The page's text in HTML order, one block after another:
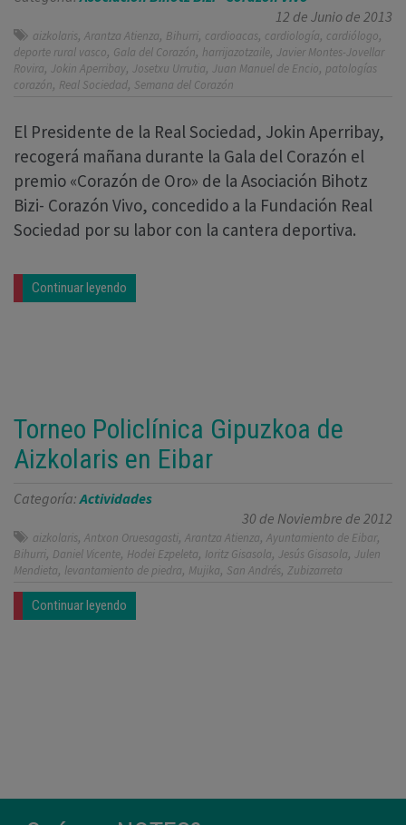
12 de Junio de 2013
aizkolaris, Arantza Atienza, Bihurri, cardioacas, cardiología, cardiólogo,
deporte rural vasco, Gala del Corazón, harrijazotzaile, Javier Montes-Jovellar
Rovira, Jokin Aperribay, Josetxu Urrutia, Juan Manuel de Encio, patologías
corazón, Real Sociedad, Semana del Corazón
El Presidente de la Real Sociedad, Jokin Aperribay,
recogerá mañana durante la Gala del Corazón el
premio «Corazón de Oro» de la Asociación Bihotz
Bizi- Corazón Vivo, concedido a la Fundación Real
Sociedad por su labor con la cantera deportiva.
Continuar leyendo
Torneo Policlínica Gipuzkoa de
Aizkolaris en Eibar
Categoría:Actividades
30 de Noviembre de 2012
aizkolaris, Antxon Oruesagasti, Arantza Atienza, Ayuntamiento de Eibar,
Bihurri, Daniel Vicente, Hodei Ezpeleta, Ioritz Gisasola, Jesús Gisasola, Julen
Mendieta, levantamiento de piedra, Mujika, San Andrés, Zubizarreta
Continuar leyendo